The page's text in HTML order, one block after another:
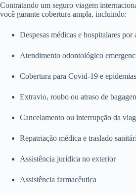
Contratando um seguro viagem
você garante cobertura ampla, incluindo:
Despesas médicas e hospitalares por
Atendimento odontológico
Cobertura para Covid-19 e epidemias
Extravio, roubo ou atraso de
Cancelamento ou interrupção da
Repatriação médica e traslado
Assistência jurídica no exterior
Assistência farmacêutica